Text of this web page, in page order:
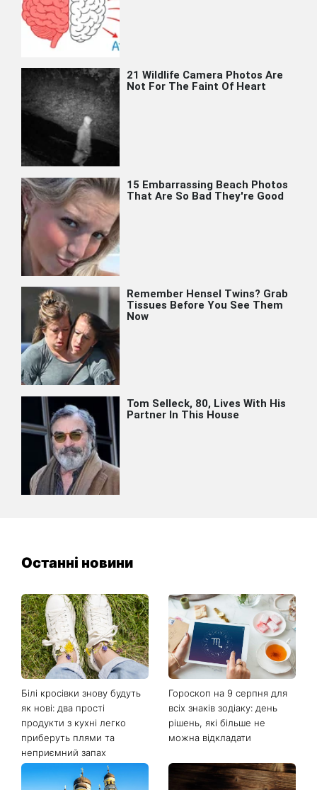
Останні новини
Білі кросівки знову будуть
як нові: два прості
продукти з кухні легко
приберуть плями та
неприємний запах
Гороскоп на 9 серпня для
всіх знаків зодіаку: день
рішень, які більше не
можна відкладати